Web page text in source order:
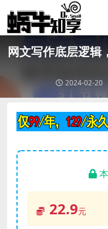
网文写作底层逻辑
2024-02-20
22.9元